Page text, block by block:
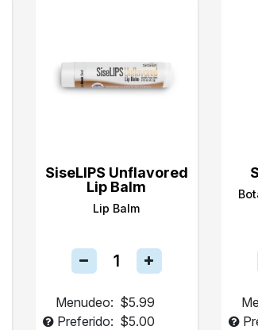
SiseLIPS Unflavored
Lip Balm
Lip Balm
Menudeo: $5.99
Preferido: $5.00